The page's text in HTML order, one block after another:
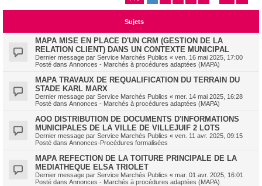
c
Sujets
MAPA MISE EN PLACE D'UN CRM (GESTION DE LA
RELATION CLIENT) DANS UN CONTEXTE MUNICIPAL
Dernier message par Service Marchés Publics « ven. 16 mai 2025, 17:00
Posté dans Annonces - Marchés à procédures adaptées (MAPA)
MAPA TRAVAUX DE REQUALIFICATION DU TERRAIN DU
STADE KARL MARX
Dernier message par Service Marchés Publics « mer. 14 mai 2025, 16:28
Posté dans Annonces - Marchés à procédures adaptées (MAPA)
AOO DISTRIBUTION DE DOCUMENTS D'INFORMATIONS
MUNICIPALES DE LA VILLE DE VILLEJUIF 2 LOTS
Dernier message par Service Marchés Publics « ven. 11 avr. 2025, 09:15
Posté dans Annonces-Procédures formalisées
MAPA REFECTION DE LA TOITURE PRINCIPALE DE LA
MEDIATHEQUE ELSA TRIOLET
Dernier message par Service Marchés Publics « mar. 01 avr. 2025, 16:01
Posté dans Annonces - Marchés à procédures adaptées (MAPA)